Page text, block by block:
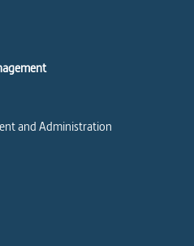
and Administration